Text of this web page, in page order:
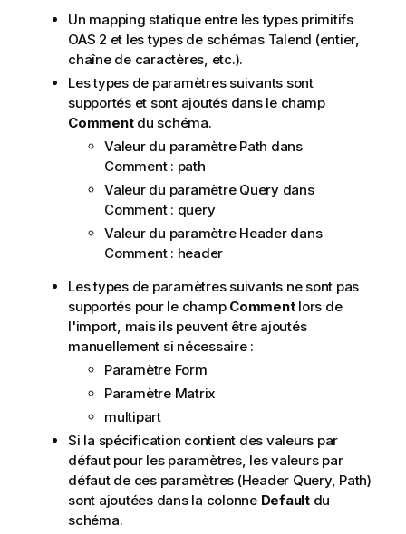
Un mapping statique entre les types primitifs
OAS 2 et les types de schémas Talend (entier,
chaîne de caractères, etc.).
Les types de paramètres suivants sont
supportés et sont ajoutés dans le champ
Commentdu schéma.
Valeur du paramètre Path dans
Comment : path
Valeur du paramètre Query dans
Comment : query
Valeur du paramètre Header dans
Comment : header
Les types de paramètres suivants ne sont pas
supportés pour le champ Commentlors de
l'import, mais ils peuvent être ajoutés
manuellement si nécessaire :
Paramètre Form
Paramètre Matrix
multipart
Si la spécification contient des valeurs par
défaut pour les paramètres, les valeurs par
défaut de ces paramètres (Header Query, Path)
sont ajoutées dans la colonne Defaultdu
schéma.